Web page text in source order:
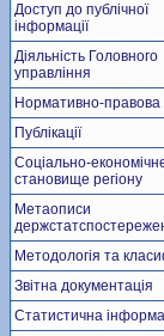
Доступ до публічної
інформації
Діяльність Головного
управління
Нормативно-правова
Публікації
Соціально-
становище регіону
Метаописи
Методологія та
Звітна документація
Статистична